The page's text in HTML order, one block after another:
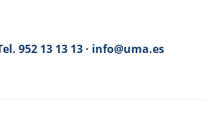
952 13 13 13 · info@uma.es